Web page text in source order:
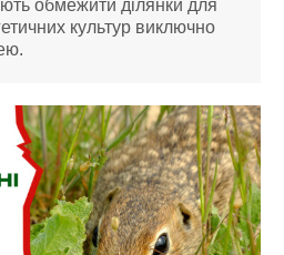
обмежити ділянки для
культур виключно